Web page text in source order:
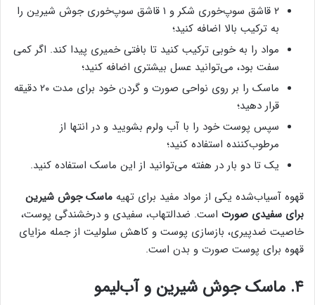
۲ قاشق سوپ‌خوری شکر و ۱ قاشق سوپ‌خوری جوش شیرین را
به ترکیب بالا اضافه کنید؛
مواد را به خوبی ترکیب کنید تا بافتی خمیری پیدا کند. اگر کمی
سفت بود، می‌توانید عسل بیشتری اضافه کنید؛
ماسک را بر روی نواحی صورت و گردن خود برای مدت ۲۰ دقیقه
قرار دهید؛
سپس پوست خود را با آب ولرم بشویید و در انتها از
مرطوب‌کننده استفاده کنید؛
یک تا دو بار در هفته می‌توانید از این ماسک استفاده کنید.
قهوه آسیاب‌شده یکی از مواد مفید برای تهیه ماسک جوش شیرین
برای سفیدی صورت است. ضدالتهاب، سفیدی و درخشندگی پوست،
خاصیت ضدپیری، بازسازی پوست و کاهش سلولیت از جمله مزایای
قهوه برای پوست صورت و بدن است.
۴. ماسک جوش شیرین و آب‌لیمو